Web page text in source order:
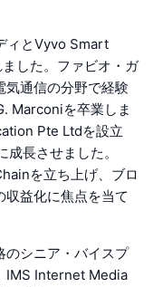
ィとVyvo Smart
した。ファビオ・ガ
気通信の分野で経験
Marconiを卒業しま
Pte Ltdを設立
長させました。
を立ち上げ、ブロ
収益化に焦点を当て
のシニア・バイスプ
IMS Internet Media